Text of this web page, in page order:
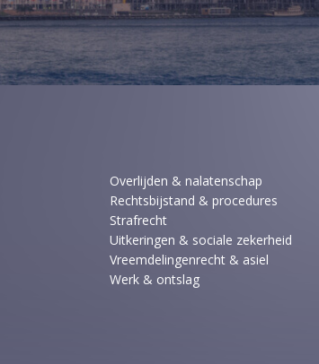
Overlijden & nalatenschap
Rechtsbijstand & procedures
Strafrecht
Uitkeringen & sociale zekerheid
Vreemdelingenrecht & asiel
Werk & ontslag